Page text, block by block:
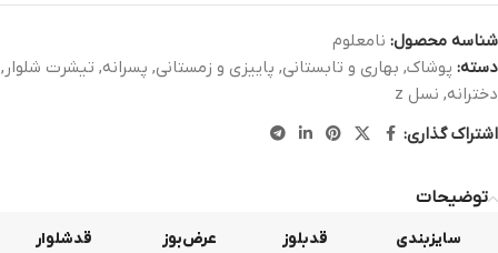
شناسه محصول: نامعلوم
دسته: پوشاک, بهاری و تابستانی, پاییزی و زمستانی, پسرانه, تیشرت شلوار ,
دخترانه, نسل z
اشتراک گذاری:
توضیحات
سایزبندی قدبلوز عرض‌بوز قدشلوار